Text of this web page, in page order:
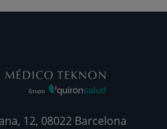
12, 08022 Barcelona